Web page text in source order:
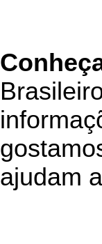
C
g
ajudam